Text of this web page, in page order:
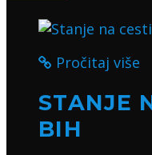
Pročitaj više
STANJE
BIH